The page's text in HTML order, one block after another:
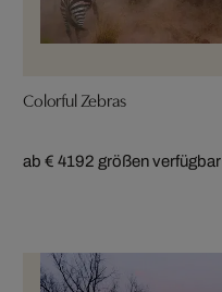
Colorful Zebras
ab € 4192 größen verfügbar